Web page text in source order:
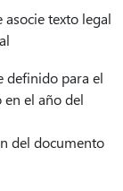
asocie texto legal
definido para el
el año del
del documento